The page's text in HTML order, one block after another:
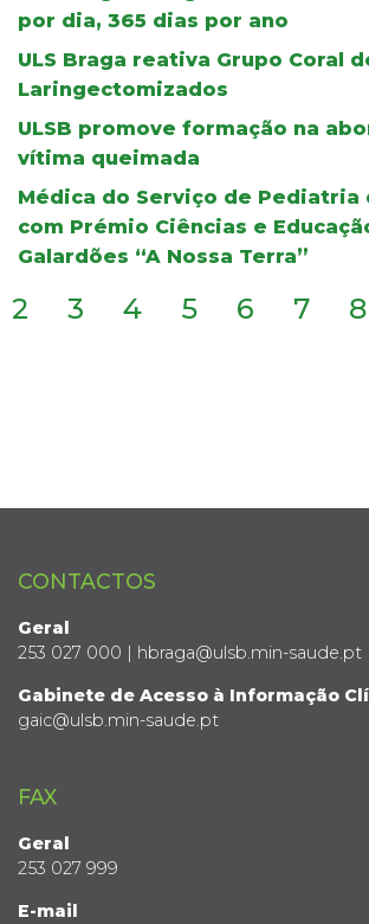
por dia, 365 dias por ano
ULS Braga reativa Grupo Coral
Laringectomizados
ULSB promove formação na
vítima queimada
Médica do Serviço de
com Prémio Ciências e
Galardões “A Nossa Terra”
2 3 4 5 6 7 8
CONTACTOS
Geral
253 027 000 | hbraga@ulsb.min-saude.pt
Gabinete de Acesso à Informação
gaic@ulsb.min-saude.pt
FAX
Geral
253 027 999
E-mail